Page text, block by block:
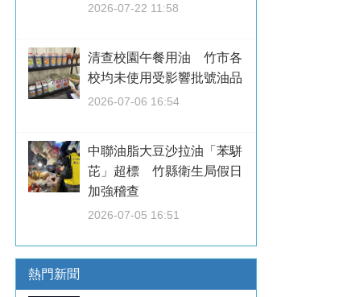
2026-07-22 11:58
清查校園午餐用油 竹市各
校均未使用受影響批號油品
2026-07-06 16:54
中聯油脂大豆沙拉油「苯駢
芘」超標 竹縣衛生局假日
加強稽查
2026-07-05 16:51
熱門新聞